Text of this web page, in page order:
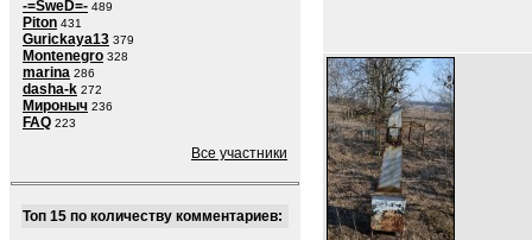
-=SweD=- 489
Piton 431
Gurickaya13 379
Montenegro 328
marina 286
dasha-k 272
Мироныч 236
FAQ 223
Все участники
Топ 15 по количеству комментариев: